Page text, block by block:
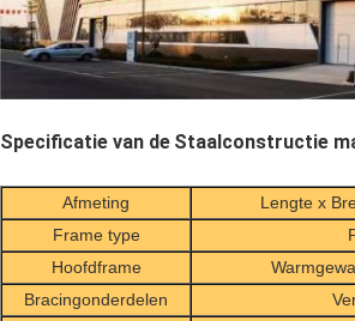
Specificatie van de Staalconstructie
Afmeting
Lengte x
Frame type
Hoofdframe
Bracingonderdelen